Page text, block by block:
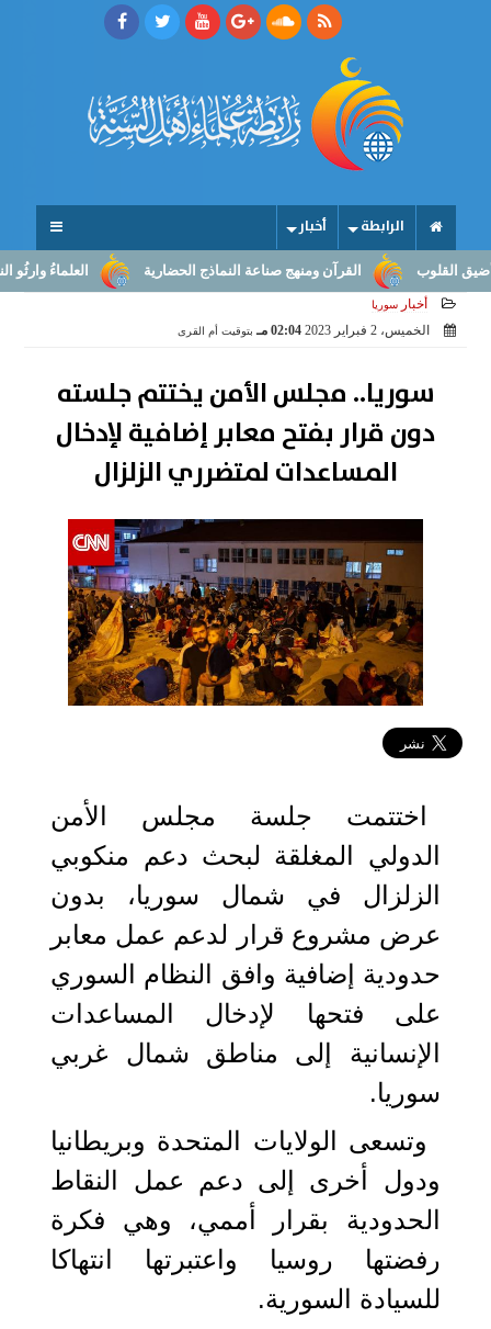
الرابطة أخبار
العلماءُ وارثُو النبوّة: من القرآن ومنهج صناعة النماذج الحضارية
أخبار سوريا
الخميس، 2 فبراير 2023 02:04 مـ بتوقيت أم القرى
سوريا.. مجلس الأمن يختتم جلسته
دون قرار بفتح معابر إضافية لإدخال
المساعدات لمتضرري الزلزال
اختتمت جلسة مجلس الأمن
الدولي المغلقة لبحث دعم منكوبي
الزلزال في شمال سوريا، بدون
عرض مشروع قرار لدعم عمل معابر
حدودية إضافية وافق النظام السوري
على فتحها لإدخال المساعدات
الإنسانية إلى مناطق شمال غربي
سوريا.
وتسعى الولايات المتحدة وبريطانيا
ودول أخرى إلى دعم عمل النقاط
الحدودية بقرار أممي، وهي فكرة
رفضتها روسيا واعتبرتها انتهاكا
للسيادة السورية.